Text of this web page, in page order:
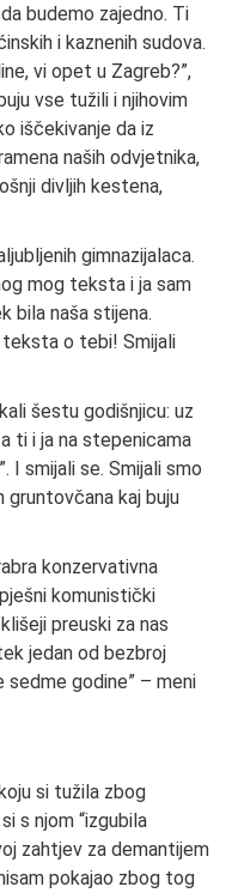
budemo zajedno. Ti
i kaznenih sudova.
vi opet u Zagreb?”,
vse tužili i njihovim
iščekivanje da iz
naših odvjetnika,
divljih kestena,
gimnazijalaca.
mog teksta i ja sam
bila naša stijena.
teksta o tebi! Smijali
šestu godišnjicu: uz
ti i ja na stepenicama
I smijali se. Smijali smo
kaj buju
konzervativna
komunistički
preuski za nas
jedan od bezbroj
sedme godine” – meni
si tužila zbog
s njom “izgubila
zahtjev za demantijem
pokajao zbog tog